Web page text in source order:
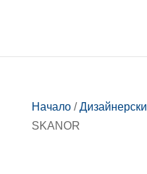
Начало/Дизайнерски
SKANOR